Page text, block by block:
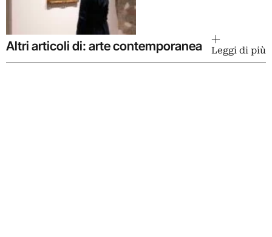
Altri articoli di: arte contemporanea Leggi di più